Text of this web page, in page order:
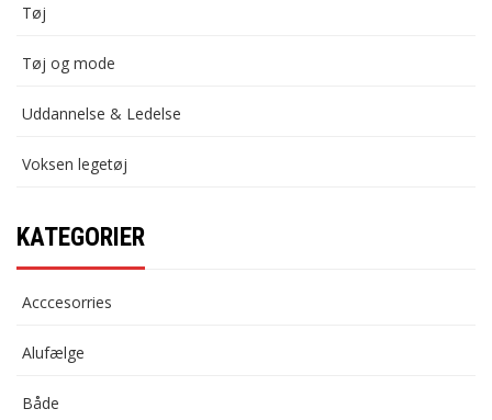
Tøj
Tøj og mode
Uddannelse & Ledelse
Voksen legetøj
KATEGORIER
Acccesorries
Alufælge
Både